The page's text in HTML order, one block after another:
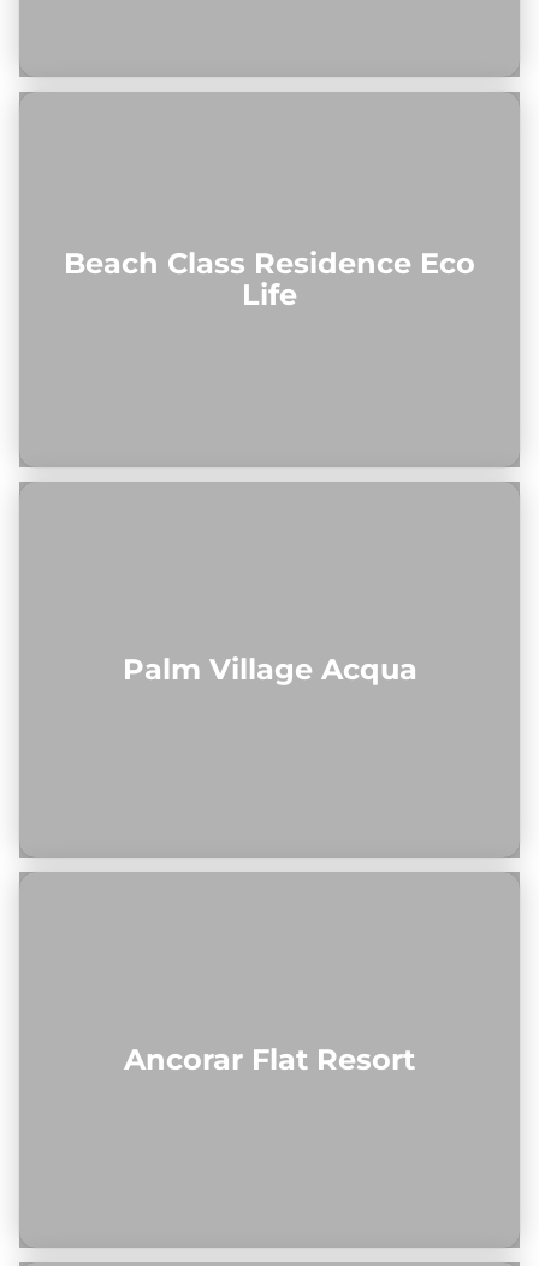
Beach Class Residence Eco
Life
Palm Village Acqua
Ancorar Flat Resort